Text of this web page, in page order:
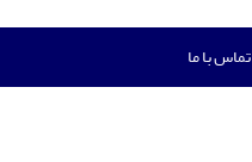
تماس با ما